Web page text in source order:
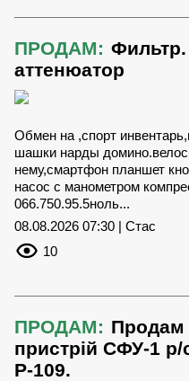
ПРОДАМ: Фильтр.
аттенюатор
Обмен на ,спорт
шашки нарды
нему,cмартфон планшет
насос с манометром
066.750.95.5ноль...
08.08.2026 07:30 | Стас
10
ПРОДАМ: Продам
пристрій СФУ-1 р/
Р-109.